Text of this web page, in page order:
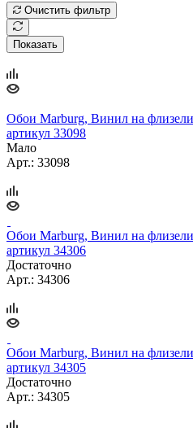
Очистить фильтр
Показать
Обои Marburg, Винил на
артикул 33098
Мало
Арт.: 33098
Обои Marburg, Винил на
артикул 34306
Достаточно
Арт.: 34306
Обои Marburg, Винил на
артикул 34305
Достаточно
Арт.: 34305